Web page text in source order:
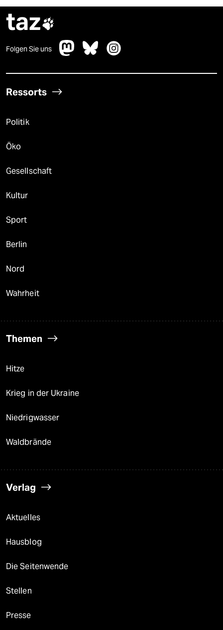
taz
Folgen Sie uns
Ressorts
Politik
Öko
Gesellschaft
Kultur
Sport
Berlin
Nord
Wahrheit
Themen
Hitze
Krieg in der Ukraine
Niedrigwasser
Waldbrände
Verlag
Aktuelles
Hausblog
Die Seitenwende
Stellen
Presse